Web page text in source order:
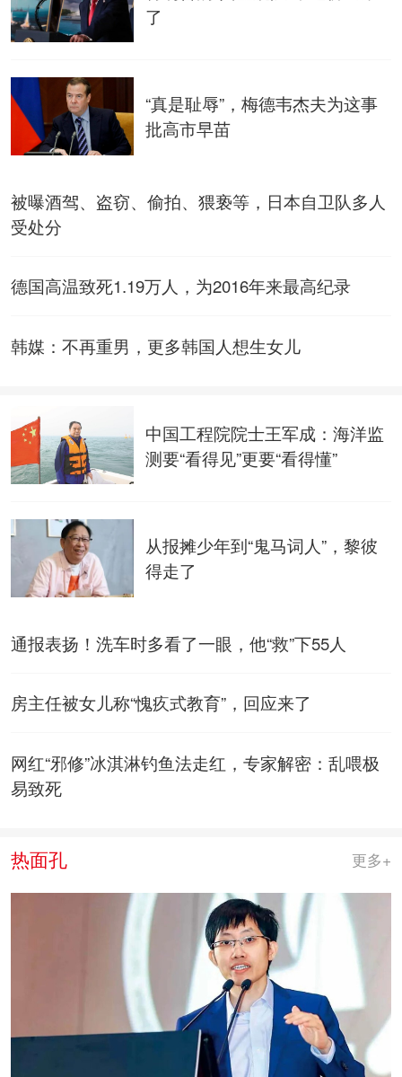
了
“真是耻辱”，梅德韦杰夫为这事
批高市早苗
被曝酒驾、盗窃、偷拍、猥亵等，日本自卫队多人
受处分
德国高温致死1.19万人，为2016年来最高纪录
韩媒：不再重男，更多韩国人想生女儿
中国工程院院士王军成：海洋监
测要“看得见”更要“看得懂”
从报摊少年到“鬼马词人”，黎彼
得走了
通报表扬！洗车时多看了一眼，他“救”下55人
房主任被女儿称“愧疚式教育”，回应来了
网红“邪修”冰淇淋钓鱼法走红，专家解密：乱喂极
易致死
热面孔 更多+